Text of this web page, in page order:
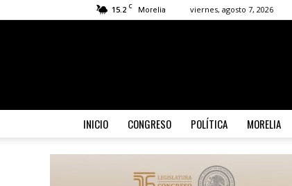
15.2 C Morelia viernes, agosto 7, 2026
INICIO CONGRESO POLÍTICA MORELIA